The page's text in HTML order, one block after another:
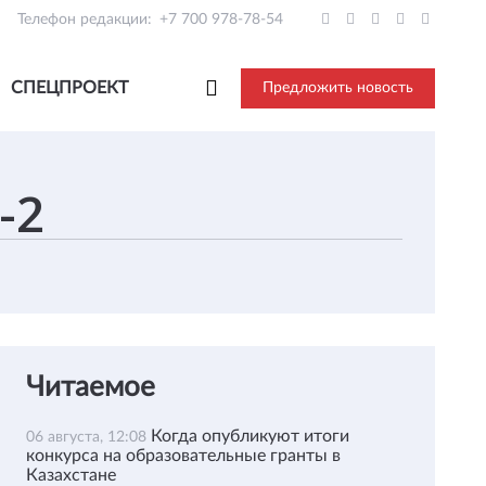
Телефон редакции: +7 700 978-78-54
СПЕЦПРОЕКТ Предложить новость
Читаемое
06 августа, 12:08 Когда опубликуют итоги
конкурса на образовательные гранты в
Казахстане